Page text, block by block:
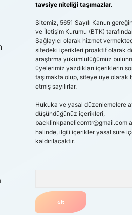
tavsiye niteliği taşımazlar.
Sitemiz, 5651 Sayılı Kanun
ve İletişim Kurumu (BTK)
Sağlayıcı olarak hizmet
sitedeki içerikleri proaktif olarak
araştırma yükümlülüğümüz
üyelerimiz yazdıkları içeriklerin
taşımakta olup, siteye üye olarak
etmiş sayılırlar.
Hukuka ve yasal düzenlemelere
düşündüğünüz içerikleri,
backlinkpanelicomtr@gmail.com
halinde, ilgili içerikler yasal süre
kaldırılacaktır.